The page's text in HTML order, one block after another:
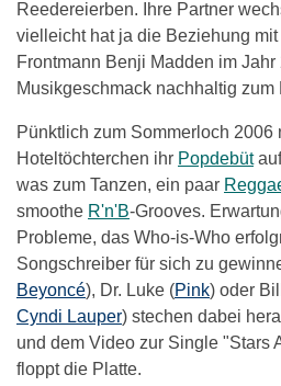
Reedereierben. Ihre Partner
vielleicht hat ja die Beziehung mit
Frontmann Benji Madden im Jahr
Musikgeschmack nachhaltig
Pünktlich zum Sommerloch 2006
Hoteltöchterchen ihr Popdebüt
was zum Tanzen, ein paar
smoothe R'n'B-Grooves.
Probleme, das Who-is-Who
Songschreiber für sich zu
Beyoncé), Dr. Luke (Pink) oder
Cyndi Lauper) stechen dabei
und dem Video zur Single "Stars
floppt die Platte.